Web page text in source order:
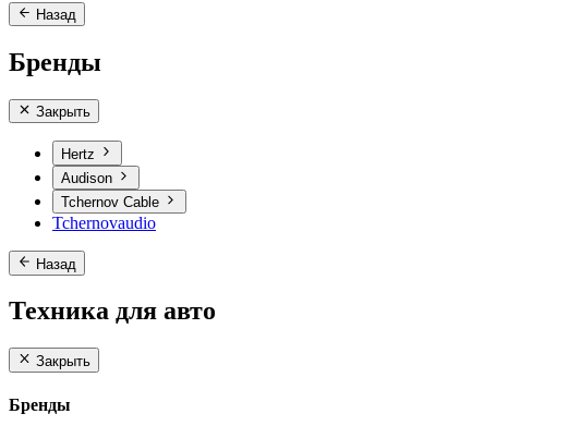
Назад
Бренды
Закрыть
Hertz
Audison
Tchernov Cable
Tchernovaudio
Назад
Техника для авто
Закрыть
Бренды